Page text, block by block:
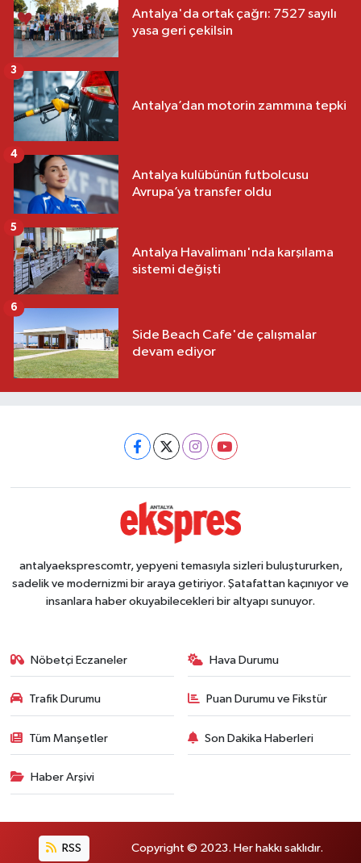
Antalya'da ortak çağrı: 7527 sayılı
yasa geri çekilsin
Antalya’dan motorin zammına tepki
3
Antalya kulübünün futbolcusu
Avrupa’ya transfer oldu
4
Antalya Havalimanı'nda karşılama
sistemi değişti
5
Side Beach Cafe'de çalışmalar
devam ediyor
6
antalyaeksprescomtr, yepyeni temasıyla sizleri buluştururken,
sadelik ve modernizmi bir araya getiriyor. Şatafattan kaçınıyor ve
insanlara haber okuyabilecekleri bir altyapı sunuyor.
Nöbetçi Eczaneler Hava Durumu
Trafik Durumu Puan Durumu ve Fikstür
Tüm Manşetler Son Dakika Haberleri
Haber Arşivi
RSS Copyright © 2023. Her hakkı saklıdır.